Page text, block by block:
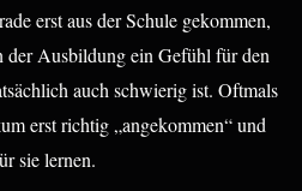
erst aus der Schule gekommen,
der Ausbildung ein Gefühl für den
auch schwierig ist. Oftmals
erst richtig „angekommen“ und
sie lernen.